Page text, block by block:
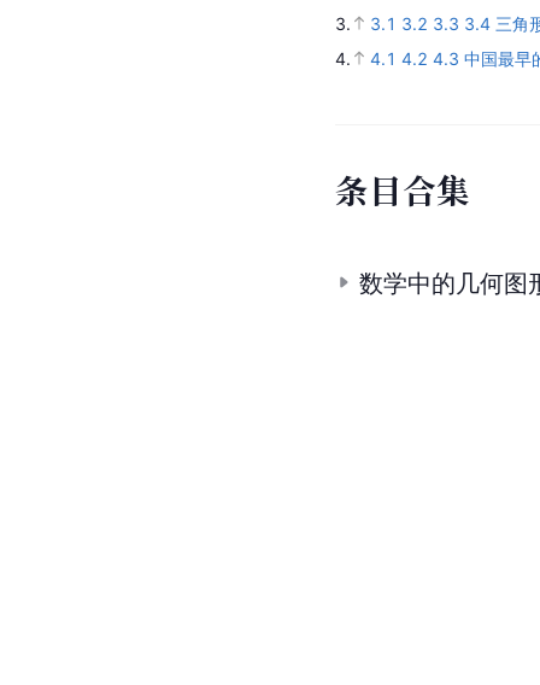
3.
3.1 3.2 3.3 3.4 三角
4.
4.1 4.2 4.3 中国最早
条目合集
数学中的几何图